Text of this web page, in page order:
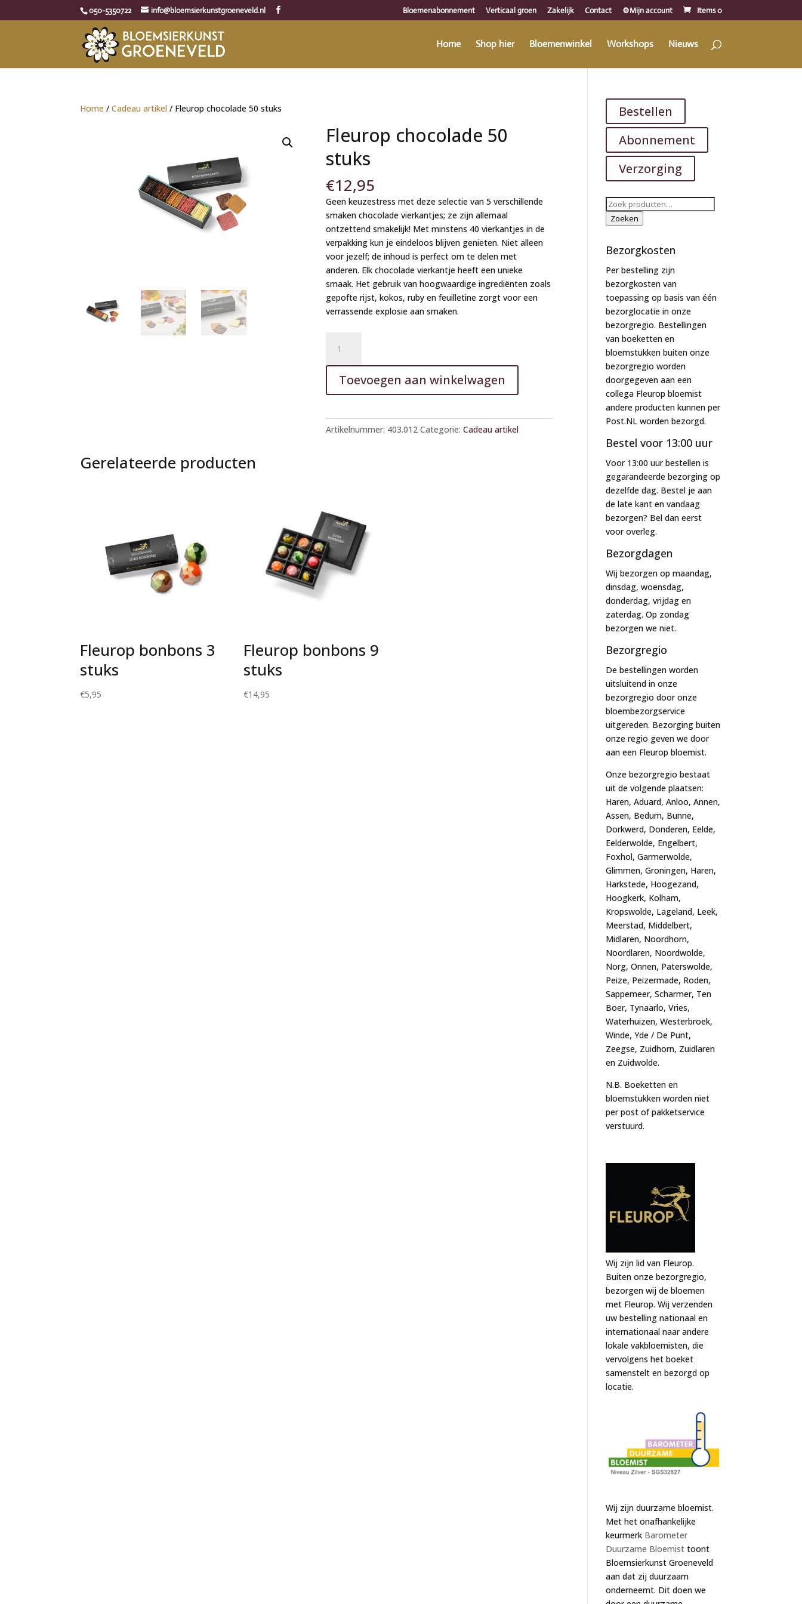
050-5350722 info@bloemsierkunstgroeneveld.nl Bloemenabonnement Verticaal groen Zakelijk Contact ⚙️Mijn account Items 0
Home Shop hier Bloemenwinkel Workshops Nieuws
Home /Cadeau artikel / Fleurop chocolade 50 stuks
Fleurop chocolade 50
stuks
€12,95
Geen keuzestress met deze selectie van 5 verschillende
smaken chocolade vierkantjes; ze zijn allemaal
ontzettend smakelijk! Met minstens 40 vierkantjes in de
verpakking kun je eindeloos blijven genieten. Niet alleen
voor jezelf; de inhoud is perfect om te delen met
anderen. Elk chocolade vierkantje heeft een unieke
smaak. Het gebruik van hoogwaardige ingrediënten zoals
gepofte rijst, kokos, ruby en feuilletine zorgt voor een
verrassende explosie aan smaken.
chocolade
50
stuks
aantal
Toevoegen aan winkelwagen
t
e
r
a
t
Artikelnummer: 403.012 Categorie:Cadeau artikel
Gerelateerde producten
Fleurop bonbons 3
stuks
€5,95
Fleurop bonbons 9
stuks
€14,95
Bestellen
Abonnement
Verzorging
Zoeken
naar:
Zoeken
Bezorgkosten
Per bestelling zijn
bezorgkosten van
toepassing op basis van één
bezorglocatie in onze
bezorgregio. Bestellingen
van boeketten en
bloemstukken buiten onze
bezorgregio worden
doorgegeven aan een
collega Fleurop bloemist
andere producten kunnen per
Post.NL worden bezorgd.
Bestel voor 13:00 uur
Voor 13:00 uur bestellen is
gegarandeerde bezorging op
dezelfde dag. Bestel je aan
de late kant en vandaag
bezorgen? Bel dan eerst
voor overleg.
Bezorgdagen
Wij bezorgen op maandag,
dinsdag, woensdag,
donderdag, vrijdag en
zaterdag. Op zondag
bezorgen we niet.
Bezorgregio
De bestellingen worden
uitsluitend in onze
bezorgregio door onze
bloembezorgservice
uitgereden. Bezorging buiten
onze regio geven we door
aan een Fleurop bloemist.
Onze bezorgregio bestaat
uit de volgende plaatsen:
Haren, Aduard, Anloo, Annen,
Assen, Bedum, Bunne,
Dorkwerd, Donderen, Eelde,
Eelderwolde, Engelbert,
Foxhol, Garmerwolde,
Glimmen, Groningen, Haren,
Harkstede, Hoogezand,
Hoogkerk, Kolham,
Kropswolde, Lageland, Leek,
Meerstad, Middelbert,
Midlaren, Noordhorn,
Noordlaren, Noordwolde,
Norg, Onnen, Paterswolde,
Peize, Peizermade, Roden,
Sappemeer, Scharmer, Ten
Boer, Tynaarlo, Vries,
Waterhuizen, Westerbroek,
Winde, Yde / De Punt,
Zeegse, Zuidhorn, Zuidlaren
en Zuidwolde.
N.B. Boeketten en
bloemstukken worden niet
per post of pakketservice
verstuurd.
Wij zijn lid van Fleurop.
Buiten onze bezorgregio,
bezorgen wij de bloemen
met Fleurop. Wij verzenden
uw bestelling nationaal en
internationaal naar andere
lokale vakbloemisten, die
vervolgens het boeket
samenstelt en bezorgd op
locatie.
Wij zijn duurzame bloemist.
Met het onafhankelijke
keurmerk Barometer
Duurzame Bloemist toont
Bloemsierkunst Groeneveld
aan dat zij duurzaam
onderneemt. Dit doen we